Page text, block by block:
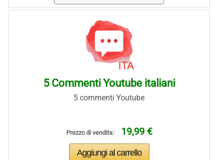
5 Commenti Youtube italiani
5 commenti Youtube
Prezzo di vendita: 19,99 €